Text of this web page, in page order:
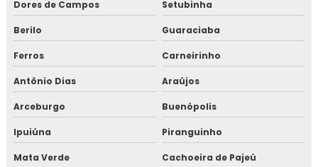
Dores de Campos Setubinha
Berilo Guaraciaba
Ferros Carneirinho
Antônio Dias Araújos
Arceburgo Buenópolis
Ipuiúna Piranguinho
Mata Verde Cachoeira de Pajeú